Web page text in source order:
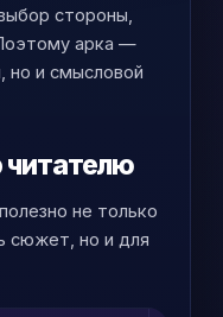
стороны,
арка —
но и смысловой
читателю
не только
сюжет, но и для